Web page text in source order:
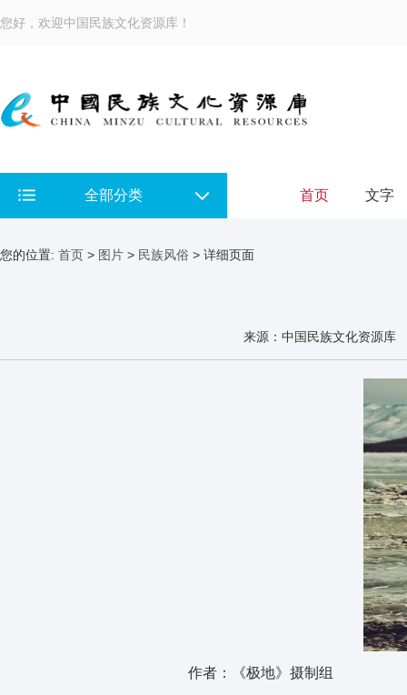
您好，欢迎中国民族文化资源库！
全部分类 首页 文字
您的位置: 首页 > 图片 > 民族风俗 > 详细页面
来源：中国民族文化资源库
作者：《极地》摄制组